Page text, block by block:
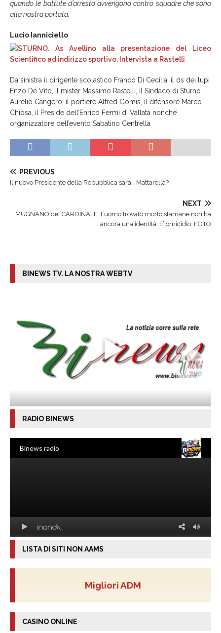
quando le battute d’arresto avvengono contro squadre che sono
alla nostra portata.
Lucio Ianniciello
Da sinistra il dirigente scolastico Franco Di Cecilia, il ds dei lupi
Enzo De Vito, il mister Massimo Rastelli, il Sindaco di Sturno
Aurelio Cangero, il portiere Alfred Gomis, il difensore Marco
Chiosa, il Preside dell’Enrico Fermi di Vallata nonche’
organizzatore dell’evento Sabatino Centrella
PREVIOUS
Il nuovo Presidente della Repubblica sarà… Mattarella?
NEXT
MUGNANO del CARDINALE. L’uomo trovato morto stamane non ha
ancora una identità. E’ omicidio. FOTO
BINEWS TV. LA NOSTRA WEBTV
RADIO BINEWS
LISTA DI SITI NON AAMS
Migliori ADM
CASINO ONLINE